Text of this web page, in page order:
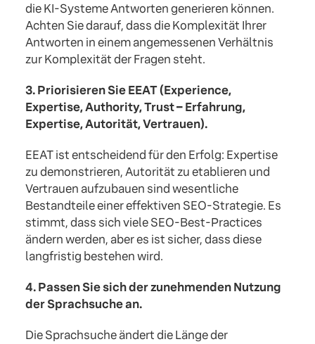
die KI-Systeme Antworten generieren können.
Achten Sie darauf, dass die Komplexität Ihrer
Antworten in einem angemessenen Verhältnis
zur Komplexität der Fragen steht.
3. Priorisieren Sie EEAT (Experience,
Expertise, Authority, Trust – Erfahrung,
Expertise, Autorität, Vertrauen).
EEAT ist entscheidend für den Erfolg: Expertise
zu demonstrieren, Autorität zu etablieren und
Vertrauen aufzubauen sind wesentliche
Bestandteile einer effektiven SEO-Strategie. Es
stimmt, dass sich viele SEO-Best-Practices
ändern werden, aber es ist sicher, dass diese
langfristig bestehen wird.
4. Passen Sie sich der zunehmenden Nutzung
der Sprachsuche an.
Die Sprachsuche ändert die Länge der